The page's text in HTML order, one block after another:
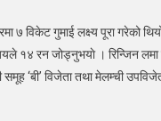
७ विकेट गुमाई लक्ष्य पूरा गरेको
१४ रन जोड्नुभयाे । रिन्जिन
‘बी’ विजेता तथा मेलम्ची